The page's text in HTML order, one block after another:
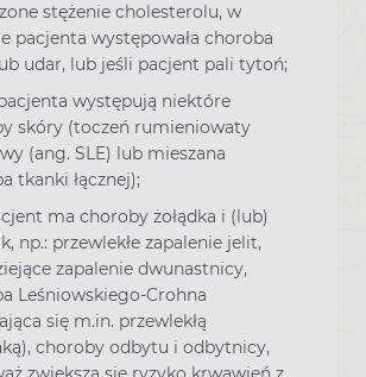
stężenie cholesterolu, w
pacjenta występowała choroba
udar, lub jeśli pacjent pali tytoń;
występują niektóre
skóry (toczeń rumieniowaty
(ang. SLE) lub mieszana
tkanki łącznej);
ma choroby żołądka i (lub)
np.: przewlekłe zapalenie jelit,
zapalenie dwunastnicy,
Leśniowskiego-Crohna
się m.in. przewlekłą
choroby odbytu i odbytnicy,